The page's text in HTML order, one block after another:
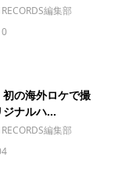
編集部
の海外ロケで撮
ナルハ...
編集部